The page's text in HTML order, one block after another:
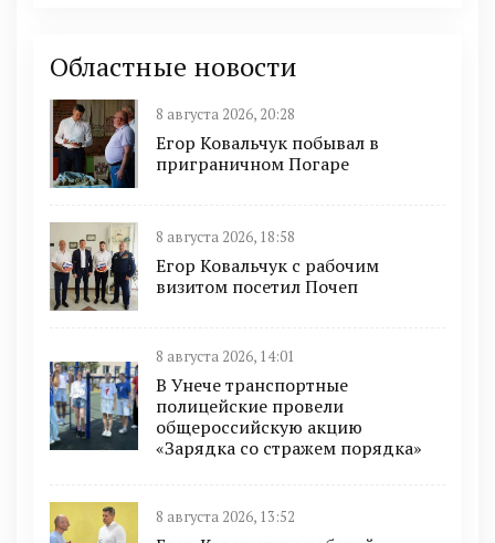
Областные новости
8 августа 2026, 20:28
Егор Ковальчук побывал в
приграничном Погаре
8 августа 2026, 18:58
Егор Ковальчук с рабочим
визитом посетил Почеп
8 августа 2026, 14:01
В Унече транспортные
полицейские провели
общероссийскую акцию
«Зарядка со стражем порядка»
8 августа 2026, 13:52